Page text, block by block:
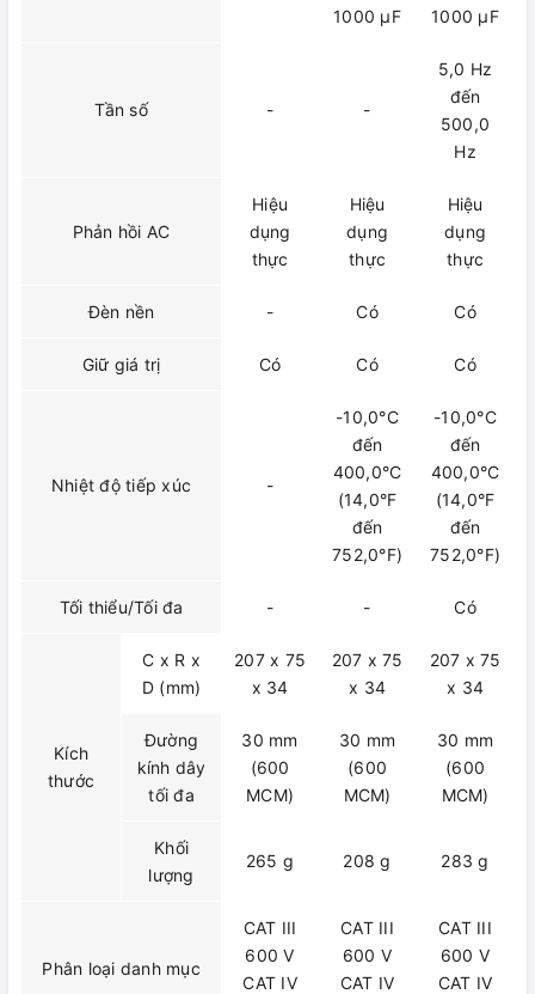
1000 μF 1000 μF
Tần số - -
5,0 Hz
đến
500,0
Hz
Phản hồi AC
Hiệu
dụng
thực
Hiệu
dụng
thực
Hiệu
dụng
thực
Đèn nền - Có Có
Giữ giá trị Có Có Có
Nhiệt độ tiếp xúc -
-10,0°C
đến
400,0°C
(14,0°F
đến
752,0°F)
-10,0°C
đến
400,0°C
(14,0°F
đến
752,0°F)
Tối thiểu/Tối đa - - Có
Kích
thước
C x R x
D (mm)
207 x 75
x 34
207 x 75
x 34
207 x 75
x 34
Đường
kính dây
tối đa
30 mm
(600
MCM)
30 mm
(600
MCM)
30 mm
(600
MCM)
Khối
lượng
265 g 208 g 283 g
Phân loại danh mục
CAT III
600 V
CAT IV
CAT III
600 V
CAT IV
CAT III
600 V
CAT IV